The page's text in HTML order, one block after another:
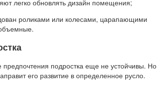
легко обновлять дизайн помещения;
роликами или колесами, царапающими
предпочтения подростка еще не устойчивы. Но
его развитие в определенное русло.